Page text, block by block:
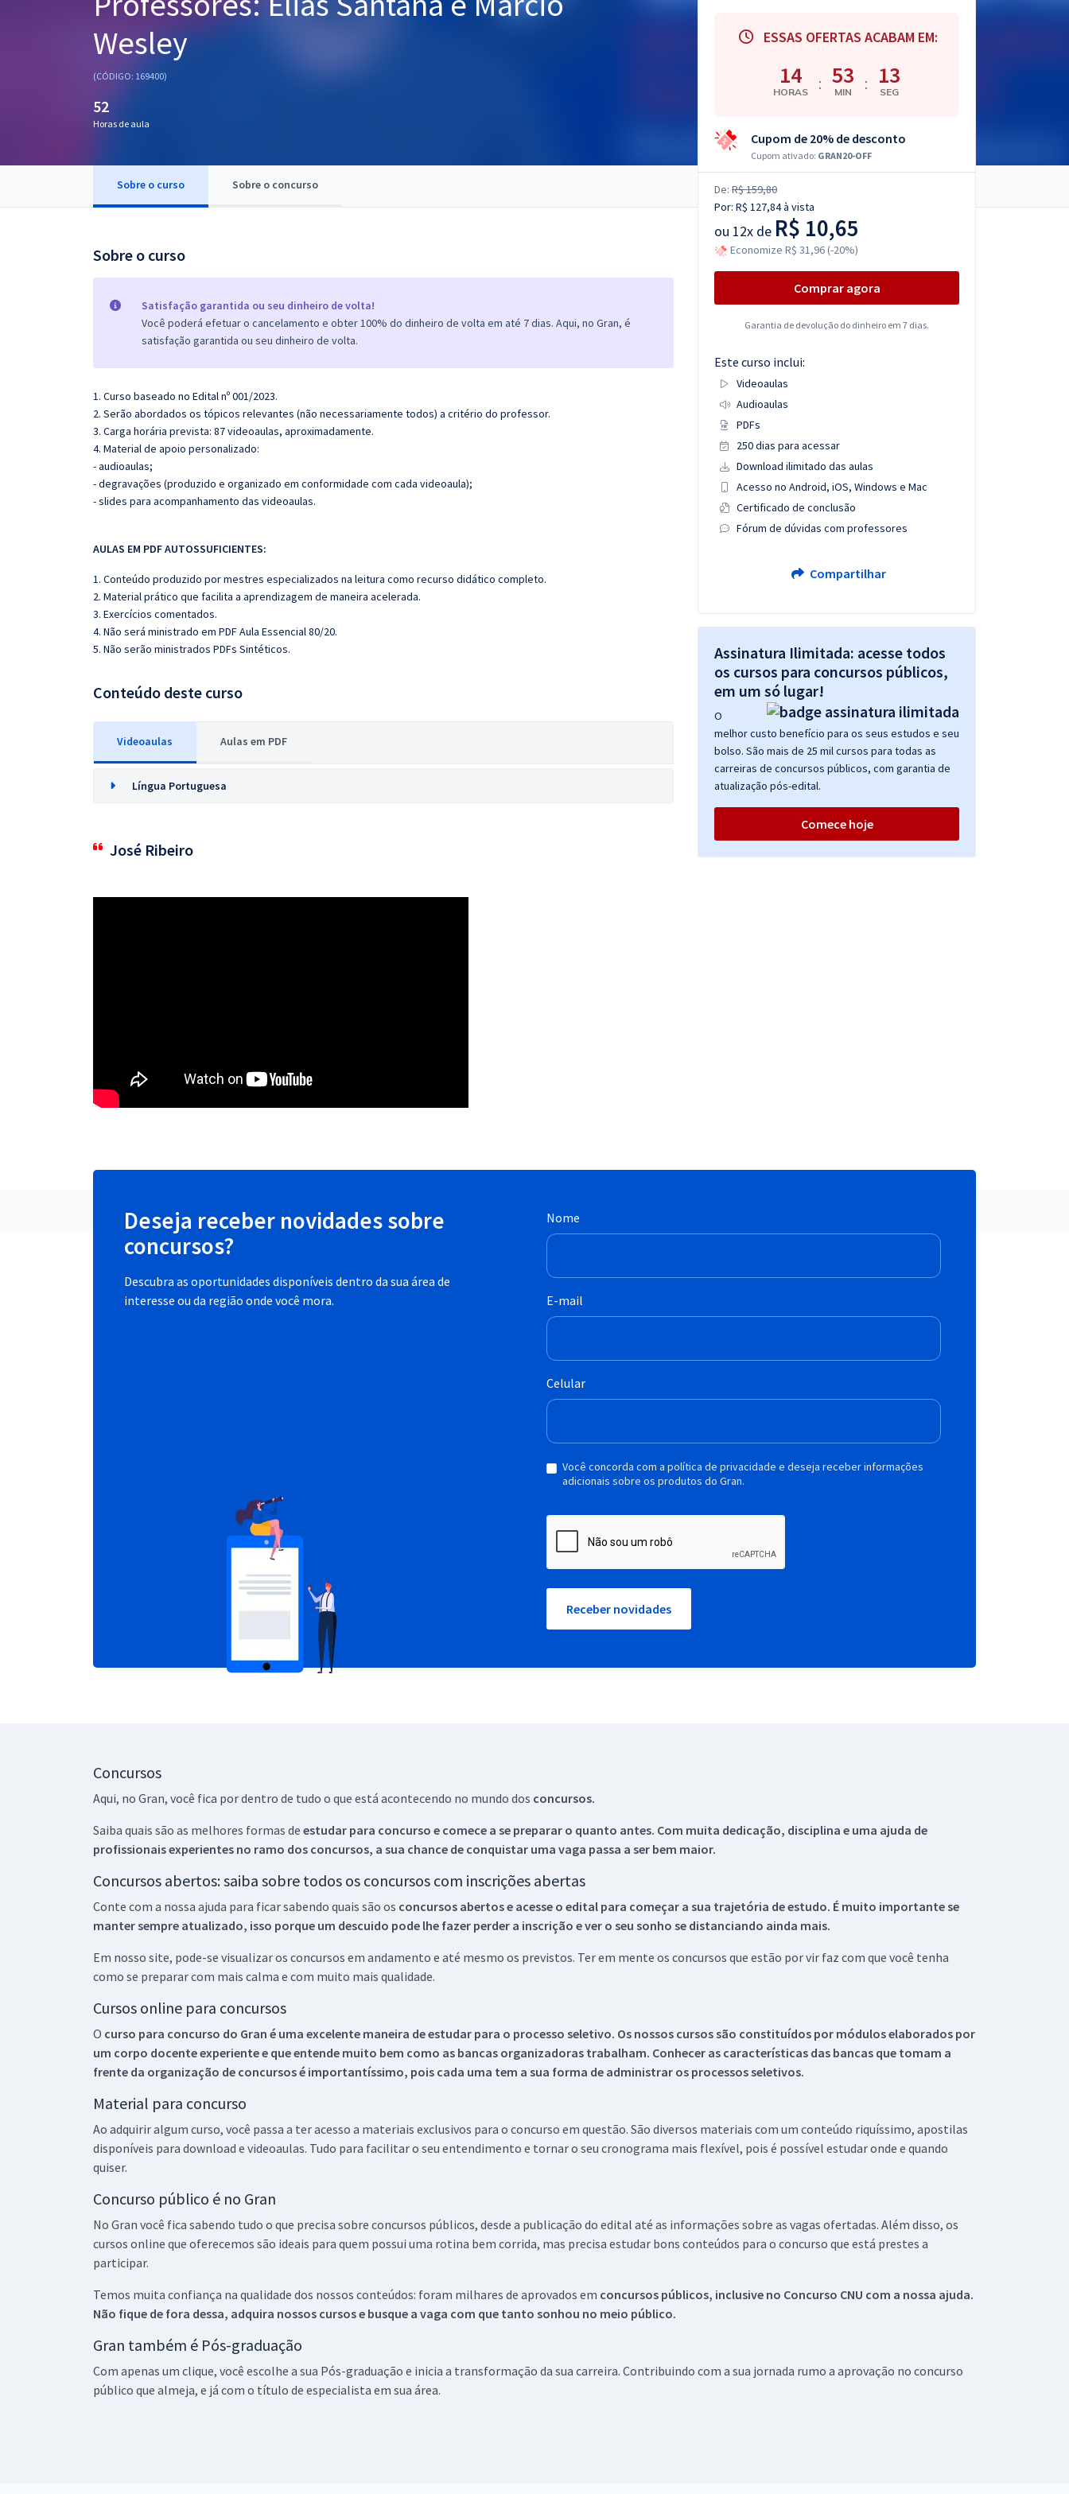
Questões grátis
Wesley
(CÓDIGO: 169400)
52
Horas de aula
Sobre o curso Sobre o concurso
Sobre o curso
Satisfação garantida ou seu dinheiro de volta!
Você poderá efetuar o cancelamento e obter 100% do dinheiro de volta em até 7 dias. Aqui, no Gran, é
satisfação garantida ou seu dinheiro de volta.
1. Curso baseado no Edital nº 001/2023.
2. Serão abordados os tópicos relevantes (não necessariamente todos) a critério do professor.
3. Carga horária prevista: 87 videoaulas, aproximadamente.
4. Material de apoio personalizado:
- audioaulas;
- degravações (produzido e organizado em conformidade com cada videoaula);
- slides para acompanhamento das videoaulas.
AULAS EM PDF AUTOSSUFICIENTES:
1. Conteúdo produzido por mestres especializados na leitura como recurso didático completo.
2. Material prático que facilita a aprendizagem de maneira acelerada.
3. Exercícios comentados.
4. Não será ministrado em PDF Aula Essencial 80/20.
5. Não serão ministrados PDFs Sintéticos.
Conteúdo deste curso
Videoaulas Aulas em PDF
Língua Portuguesa
José Ribeiro
ESSAS OFERTAS ACABAM EM:
14
HORAS : 53
MIN : 12
SEG
Cupom de 20% de desconto
Cupom ativado: GRAN20-OFF
De: R$ 159,80
Por: R$ 127,84à vista
ou 12x de R$ 10,65
Economize R$ 31,96 (-20%)
Comprar agora
Garantia de devolução do dinheiro em 7 dias.
Este curso inclui:
Videoaulas
Audioaulas
PDFs
250 dias para acessar
Download ilimitado das aulas
Acesso no Android, iOS, Windows e Mac
Certificado de conclusão
Fórum de dúvidas com professores
Compartilhar
Assinatura Ilimitada: acesse todos
os cursos para concursos públicos,
em um só lugar!
O
melhor custo benefício para os seus estudos e seu
bolso. São mais de 25 mil cursos para todas as
carreiras de concursos públicos, com garantia de
atualização pós-edital.
Comece hoje
Deseja receber novidades sobre
concursos?
Descubra as oportunidades disponíveis dentro da sua área de
interesse ou da região onde você mora.
Nome
E-mail
Celular
Você concorda com a política de privacidade e deseja receber informações
adicionais sobre os produtos do Gran.
Receber novidades
Concursos
Aqui, no Gran, você fica por dentro de tudo o que está acontecendo no mundo dos concursos.
Saiba quais são as melhores formas de estudar para concurso e comece a se preparar o quanto antes. Com muita dedicação, disciplina e uma ajuda de
profissionais experientes no ramo dos concursos, a sua chance de conquistar uma vaga passa a ser bem maior.
Concursos abertos: saiba sobre todos os concursos com inscrições abertas
Conte com a nossa ajuda para ficar sabendo quais são os concursos abertos e acesse o edital para começar a sua trajetória de estudo. É muito importante se
manter sempre atualizado, isso porque um descuido pode lhe fazer perder a inscrição e ver o seu sonho se distanciando ainda mais.
Em nosso site, pode-se visualizar os concursos em andamento e até mesmo os previstos. Ter em mente os concursos que estão por vir faz com que você tenha
como se preparar com mais calma e com muito mais qualidade.
Cursos online para concursos
O curso para concurso do Gran é uma excelente maneira de estudar para o processo seletivo. Os nossos cursos são constituídos por módulos elaborados por
um corpo docente experiente e que entende muito bem como as bancas organizadoras trabalham. Conhecer as características das bancas que tomam a
frente da organização de concursos é importantíssimo, pois cada uma tem a sua forma de administrar os processos seletivos.
Material para concurso
Ao adquirir algum curso, você passa a ter acesso a materiais exclusivos para o concurso em questão. São diversos materiais com um conteúdo riquíssimo, apostilas
disponíveis para download e videoaulas. Tudo para facilitar o seu entendimento e tornar o seu cronograma mais flexível, pois é possível estudar onde e quando
quiser.
Concurso público é no Gran
No Gran você fica sabendo tudo o que precisa sobre concursos públicos, desde a publicação do edital até as informações sobre as vagas ofertadas. Além disso, os
cursos online que oferecemos são ideais para quem possui uma rotina bem corrida, mas precisa estudar bons conteúdos para o concurso que está prestes a
participar.
Temos muita confiança na qualidade dos nossos conteúdos: foram milhares de aprovados em concursos públicos, inclusive no Concurso CNU com a nossa ajuda.
Não fique de fora dessa, adquira nossos cursos e busque a vaga com que tanto sonhou no meio público.
Gran também é Pós-graduação
Com apenas um clique, você escolhe a sua Pós-graduação e inicia a transformação da sua carreira. Contribuindo com a sua jornada rumo a aprovação no concurso
público que almeja, e já com o título de especialista em sua área.